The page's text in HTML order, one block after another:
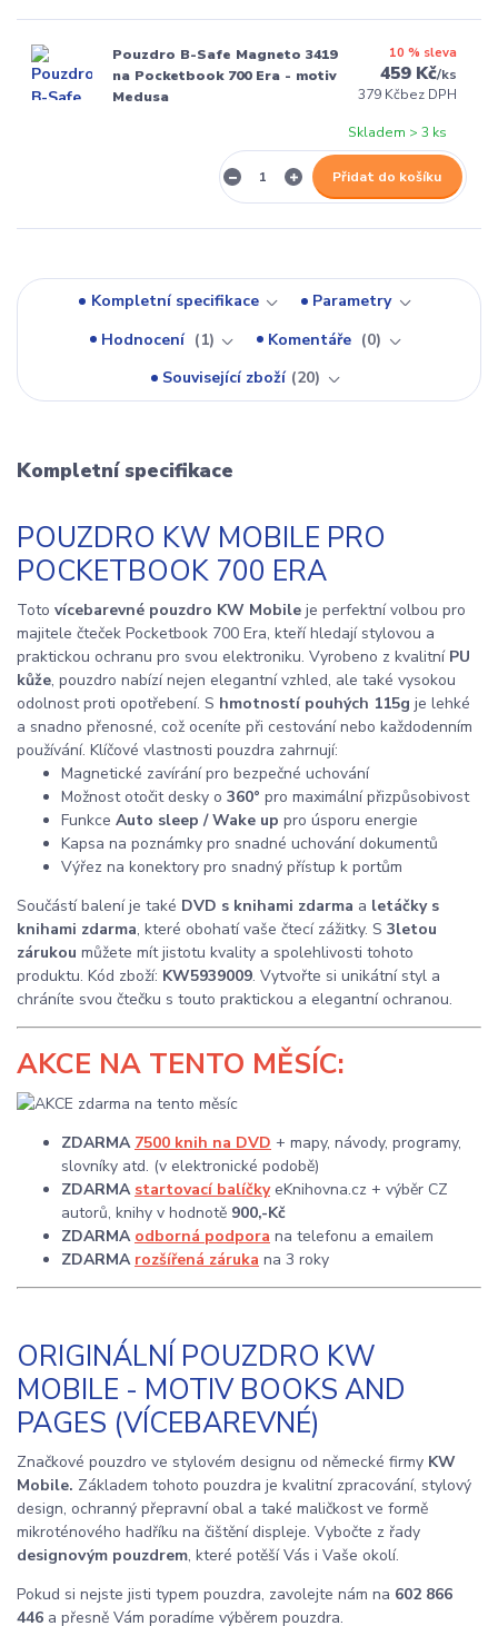
Pouzdro B-Safe Magneto 3419
na Pocketbook 700 Era - motiv
Medusa
10 % sleva
459 Kč/ks
379 Kčbez DPH
Skladem > 3 ks
Přidat do košíku
Kompletní specifikace
Parametry
Hodnocení
1 Komentáře
0
Související zboží 20
Kompletní specifikace
POUZDRO KW MOBILE PRO
POCKETBOOK 700 ERA
Toto vícebarevné pouzdro KW Mobile je perfektní volbou pro
majitele čteček Pocketbook 700 Era, kteří hledají stylovou a
praktickou ochranu pro svou elektroniku. Vyrobeno z kvalitní PU
kůže, pouzdro nabízí nejen elegantní vzhled, ale také vysokou
odolnost proti opotřebení. S hmotností pouhých 115g je lehké
a snadno přenosné, což oceníte při cestování nebo každodenním
používání. Klíčové vlastnosti pouzdra zahrnují:
Magnetické zavírání pro bezpečné uchování
Možnost otočit desky o 360° pro maximální přizpůsobivost
Funkce Auto sleep / Wake up pro úsporu energie
Kapsa na poznámky pro snadné uchování dokumentů
Výřez na konektory pro snadný přístup k portům
Součástí balení je také DVD s knihami zdarma a letáčky s
knihami zdarma, které obohatí vaše čtecí zážitky. S 3letou
zárukou můžete mít jistotu kvality a spolehlivosti tohoto
produktu. Kód zboží: KW5939009. Vytvořte si unikátní styl a
chráníte svou čtečku s touto praktickou a elegantní ochranou.
AKCE NA TENTO MĚSÍC:
ZDARMA 7500 knih na DVD + mapy, návody, programy,
slovníky atd. (v elektronické podobě)
ZDARMA startovací balíčkyeKnihovna.cz + výběr CZ
autorů, knihy v hodnotě 900,-Kč
ZDARMA odborná podpora na telefonu a emailem
ZDARMA rozšířená záruka na 3 roky
ORIGINÁLNÍ POUZDRO KW
MOBILE - MOTIV BOOKS AND
PAGES (VÍCEBAREVNÉ)
Značkové pouzdro ve stylovém designu od německé firmy KW
Mobile. Základem tohoto pouzdra je kvalitní zpracování, stylový
design, ochranný přepravní obal a také maličkost ve formě
mikroténového hadříku na čištění displeje. Vybočte z řady
designovým pouzdrem, které potěší Vás i Vaše okolí.
Pokud si nejste jisti typem pouzdra, zavolejte nám na 602 866
446 a přesně Vám poradíme výběrem pouzdra.